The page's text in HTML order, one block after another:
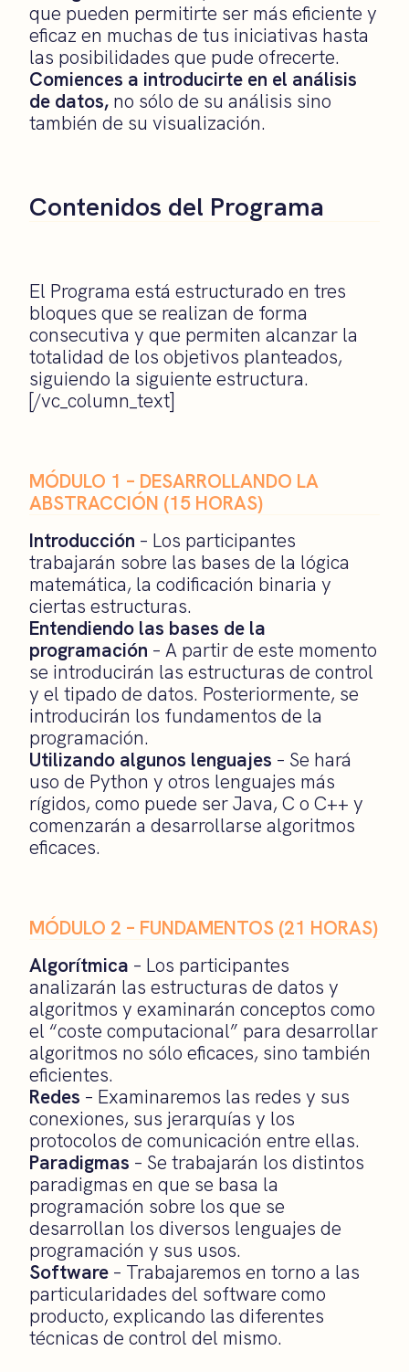
que pueden permitirte ser más eficiente y
eficaz en muchas de tus iniciativas hasta
las posibilidades que pude ofrecerte.
Comiences a introducirte en el análisis
de datos, no sólo de su análisis sino
también de su visualización.
Contenidos del Programa
El Programa está estructurado en tres
bloques que se realizan de forma
consecutiva y que permiten alcanzar la
totalidad de los objetivos planteados,
siguiendo la siguiente estructura.
[/vc_column_text]
MÓDULO 1 – DESARROLLANDO LA
ABSTRACCIÓN (15 HORAS)
Introducción – Los participantes
trabajarán sobre las bases de la lógica
matemática, la codificación binaria y
ciertas estructuras.
Entendiendo las bases de la
programación – A partir de este momento
se introducirán las estructuras de control
y el tipado de datos. Posteriormente, se
introducirán los fundamentos de la
programación.
Utilizando algunos lenguajes – Se hará
uso de Python y otros lenguajes más
rígidos, como puede ser Java, C o C++ y
comenzarán a desarrollarse algoritmos
eficaces.
MÓDULO 2 – FUNDAMENTOS (21 HORAS)
Algorítmica – Los participantes
analizarán las estructuras de datos y
algoritmos y examinarán conceptos como
el “coste computacional” para desarrollar
algoritmos no sólo eficaces, sino también
eficientes.
Redes – Examinaremos las redes y sus
conexiones, sus jerarquías y los
protocolos de comunicación entre ellas.
Paradigmas – Se trabajarán los distintos
paradigmas en que se basa la
programación sobre los que se
desarrollan los diversos lenguajes de
programación y sus usos.
Software – Trabajaremos en torno a las
particularidades del software como
producto, explicando las diferentes
técnicas de control del mismo.